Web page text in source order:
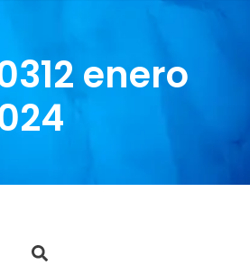
enero